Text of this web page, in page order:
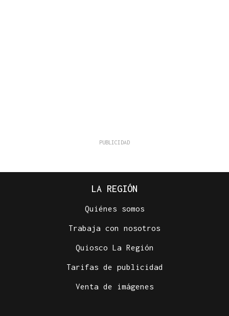
LA REGIÓN
Quiénes somos
Trabaja con nosotros
Quiosco La Región
Tarifas de publicidad
Venta de imágenes